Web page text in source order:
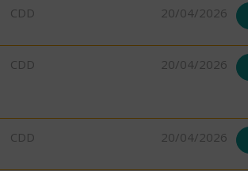
CDD 20/04/2026
CDD 20/04/2026
CDD 20/04/2026